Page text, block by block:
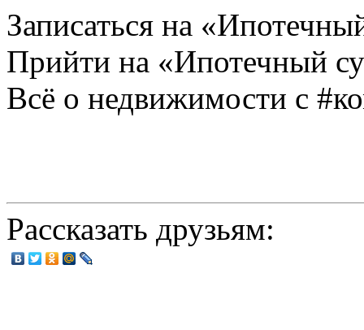
Записаться на
Прийти на «Ипотечный
Всё о недвижимости с
Рассказать друзьям: